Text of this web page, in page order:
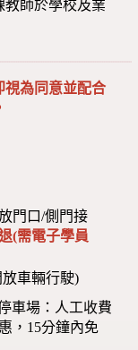
教師於學校及業
視為同意並配合
門口/側門接
(需電子學員
車輛行駛)
車場：人工收費
，15分鐘內免